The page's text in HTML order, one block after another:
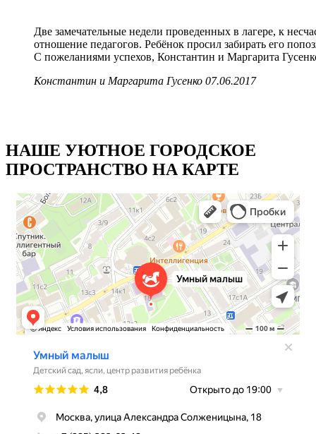
Две замечательные недели проведенных в лагере, к
отношение педагогов. Ребёнок просил забирать его
С пожеланиями успехов, Константин и Маргарита
Константин и Маргарита Гусенко 07.06.2017
НАШЕ УЮТНОЕ ГОРОДСКОЕ
ПРОСТРАНСТВО НА КАРТЕ